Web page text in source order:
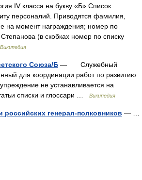
IV класса на букву «Б» Список
персоналий. Приводятся фамилия,
на момент награждения; номер по
(в скобках номер по списку
Википедия
Союза/Б — Служебный
для координации работ по развитию
не устанавливается на
списки и глоссари …
Википедия
российских генерал-полковников — …